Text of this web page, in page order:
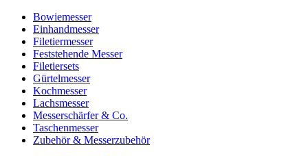
Bowiemesser
Einhandmesser
Filetiermesser
Feststehende Messer
Filetiersets
Gürtelmesser
Kochmesser
Lachsmesser
Messerschärfer & Co.
Taschenmesser
Zubehör & Messerzubehör